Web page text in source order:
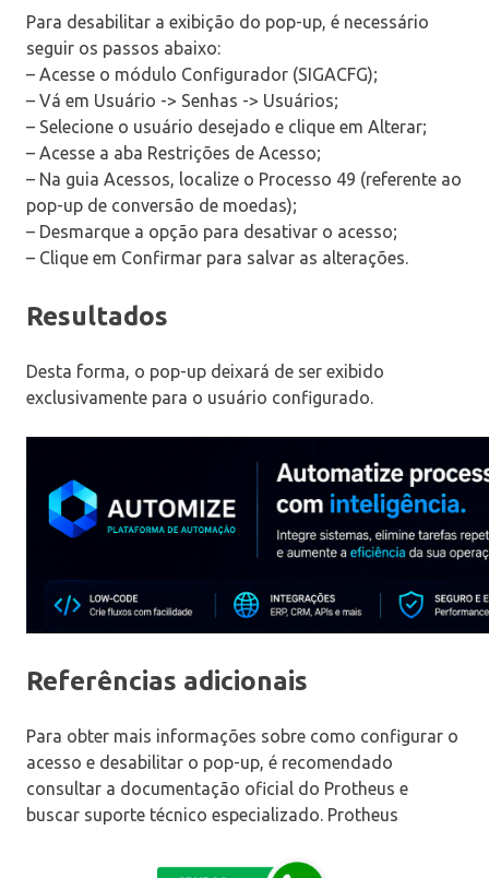
Para desabilitar a exibição do pop-up, é necessário
seguir os passos abaixo:
– Acesse o módulo Configurador (SIGACFG);
– Vá em Usuário -> Senhas -> Usuários;
– Selecione o usuário desejado e clique em Alterar;
– Acesse a aba Restrições de Acesso;
– Na guia Acessos, localize o Processo 49 (referente ao
pop-up de conversão de moedas);
– Desmarque a opção para desativar o acesso;
– Clique em Confirmar para salvar as alterações.
Resultados
Desta forma, o pop-up deixará de ser exibido
exclusivamente para o usuário configurado.
Referências adicionais
Para obter mais informações sobre como configurar o
acesso e desabilitar o pop-up, é recomendado
consultar a documentação oficial do Protheus e
buscar suporte técnico especializado. Protheus